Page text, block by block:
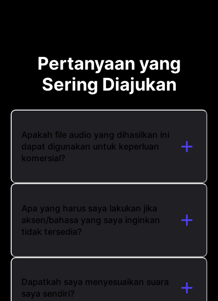
Pertanyaan yang
Sering Diajukan
Apakah file audio yang dihasilkan ini
dapat digunakan untuk keperluan
komersial?
Apa yang harus saya lakukan jika
aksen/bahasa yang saya inginkan
tidak tersedia?
Dapatkah saya menyesuaikan suara
saya sendiri?